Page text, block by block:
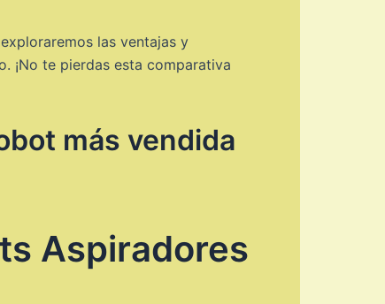
las ventajas y
¡No te pierdas esta comparativa
más vendida
Aspiradores